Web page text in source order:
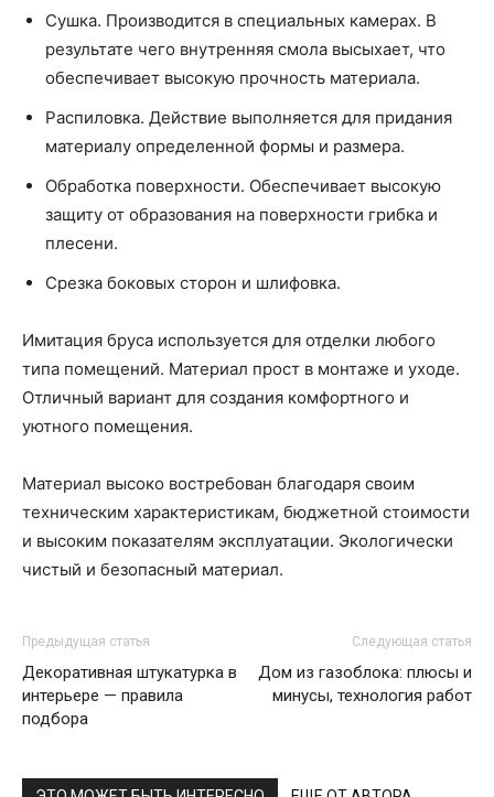
Сушка. Производится в специальных камерах. В
результате чего внутренняя смола высыхает, что
обеспечивает высокую прочность материала.
Распиловка. Действие выполняется для придания
материалу определенной формы и размера.
Обработка поверхности. Обеспечивает высокую
защиту от образования на поверхности грибка и
плесени.
Срезка боковых сторон и шлифовка.
Имитация бруса используется для отделки любого
типа помещений. Материал прост в монтаже и уходе.
Отличный вариант для создания комфортного и
уютного помещения.
Материал высоко востребован благодаря своим
техническим характеристикам, бюджетной стоимости
и высоким показателям эксплуатации. Экологически
чистый и безопасный материал.
Предыдущая статья
Декоративная штукатурка в
интерьере — правила
подбора
Следующая статья
Дом из газоблока: плюсы и
минусы, технология работ